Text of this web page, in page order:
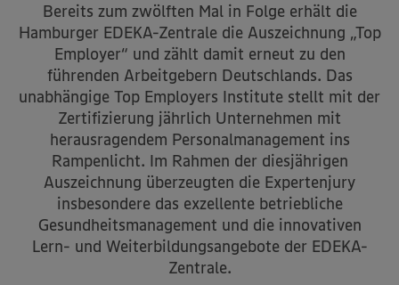
Bereits zum zwölften Mal in Folge erhält die
Hamburger EDEKA-Zentrale die Auszeichnung „Top
Employer“ und zählt damit erneut zu den
führenden Arbeitgebern Deutschlands. Das
unabhängige Top Employers Institute stellt mit der
Zertifizierung jährlich Unternehmen mit
herausragendem Personalmanagement ins
Rampenlicht. Im Rahmen der diesjährigen
Auszeichnung überzeugten die Expertenjury
insbesondere das exzellente betriebliche
Gesundheitsmanagement und die innovativen
Lern- und Weiterbildungsangebote der EDEKA-
Zentrale.